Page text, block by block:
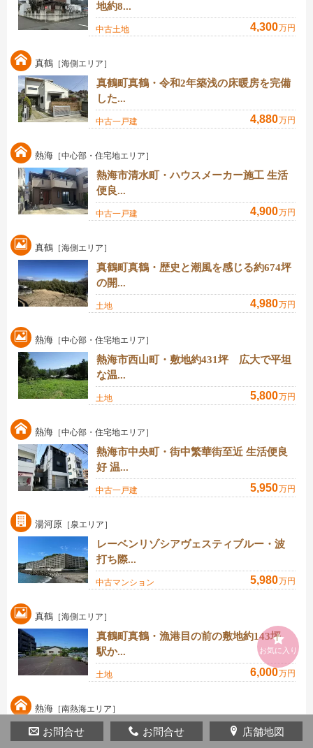
地約8...
中古土地 4,300万円
真鶴 ［海側エリア］
真鶴町真鶴・令和2年築浅の床暖房を完備
した...
中古一戸建 4,880万円
熱海 ［中心部・住宅地エリア］
熱海市清水町・ハウスメーカー施工 生活
便良...
中古一戸建 4,900万円
真鶴 ［海側エリア］
真鶴町真鶴・歴史と潮風を感じる約674坪
の開...
土地 4,980万円
熱海 ［中心部・住宅地エリア］
熱海市西山町・敷地約431坪 広大で平坦
な温...
土地 5,800万円
熱海 ［中心部・住宅地エリア］
熱海市中央町・街中繁華街至近 生活便良
好 温...
中古一戸建 5,950万円
湯河原 ［泉エリア］
レーベンリゾシアヴェスティブルー・波
打ち際...
中古マンション 5,980万円
真鶴 ［海側エリア］
真鶴町真鶴・漁港目の前の敷地約143坪
駅か...
土地 6,000万円
熱海 ［南熱海エリア］
熱海市上多賀・海望みBBQも楽しめる広
いウッ...
お気に入り
お問合せ お問合せ 店舗地図